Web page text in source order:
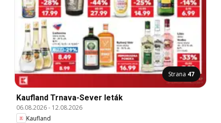
Strana 47
Kaufland Trnava-Sever leták
06.08.2026- 12.08.2026
Kaufland